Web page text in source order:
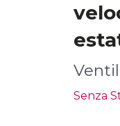
Senza